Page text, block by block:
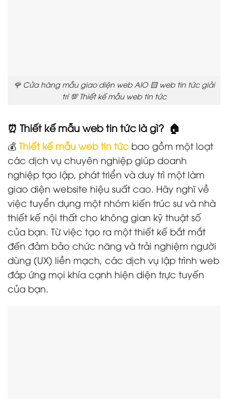
🌹 Cửa hàng mẫu giao diện web AIO 🟨 web tin tức giải
trí 💯 Thiết kế mẫu web tin tức
⏰ Thiết kế mẫu web tin tứclà gì? 🏠
💰 Thiết kế mẫu web tin tức bao gồm một loạt
các dịch vụ chuyên nghiệp giúp doanh
nghiệp tạo lập, phát triển và duy trì một làm
giao diện website hiệu suất cao. Hãy nghĩ về
việc tuyển dụng một nhóm kiến trúc sư và nhà
thiết kế nội thất cho không gian kỹ thuật số
của bạn. Từ việc tạo ra một thiết kế bắt mắt
đến đảm bảo chức năng và trải nghiệm người
dùng (UX) liền mạch, các dịch vụ lập trình web
đáp ứng mọi khía cạnh hiện diện trực tuyến
của bạn.